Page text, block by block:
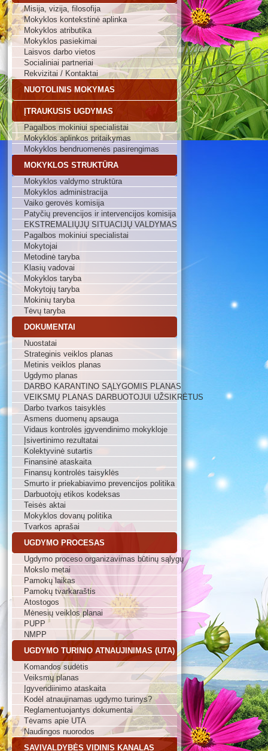
Misija, vizija, filosofija
Mokyklos kontekstinė aplinka
Mokyklos atributika
Mokyklos pasiekimai
Laisvos darbo vietos
Socialiniai partneriai
Rekvizitai / Kontaktai
NUOTOLINIS MOKYMAS
ĮTRAUKUSIS UGDYMAS
Pagalbos mokiniui specialistai
Mokyklos aplinkos pritaikymas
Mokyklos bendruomenės pasirengimas
MOKYKLOS STRUKTŪRA
Mokyklos valdymo struktūra
Mokyklos administracija
Vaiko gerovės komisija
Patyčių prevencijos ir intervencijos komisija
EKSTREMALIŲJŲ SITUACIJŲ VALDYMAS
Pagalbos mokiniui specialistai
Mokytojai
Metodinė taryba
Klasių vadovai
Mokyklos taryba
Mokytojų taryba
Mokinių taryba
Tėvų taryba
DOKUMENTAI
Nuostatai
Strateginis veiklos planas
Metinis veiklos planas
Ugdymo planas
DARBO KARANTINO SĄLYGOMIS PLANAS
VEIKSMŲ PLANAS DARBUOTOJUI UŽSIKRĖTUS
Darbo tvarkos taisyklės
Asmens duomenų apsauga
Vidaus kontrolės įgyvendinimo mokykloje
Įsivertinimo rezultatai
Kolektyvinė sutartis
Finansinė ataskaita
Finansų kontrolės taisyklės
Smurto ir priekabiavimo prevencijos politika
Darbuotojų etikos kodeksas
Teisės aktai
Mokyklos dovanų politika
Tvarkos aprašai
UGDYMO PROCESAS
Ugdymo proceso organizavimas būtinų sąlygų
Mokslo metai
Pamokų laikas
Pamokų tvarkaraštis
Atostogos
Mėnesių veiklos planai
PUPP
NMPP
UGDYMO TURINIO ATNAUJINIMAS (UTA)
Komandos sudėtis
Veiksmų planas
Įgyvendiinimo ataskaita
Kodėl atnaujinamas ugdymo turinys?
Reglamentuojantys dokumentai
Tėvams apie UTA
Naudingos nuorodos
SAVIVALDYBĖS VIDINIS KANALAS